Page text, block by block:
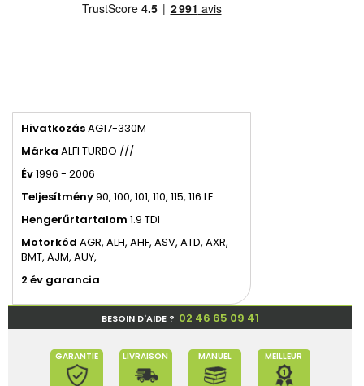
HivatkozásAG17-330M
Márka ALFI TURBO ///
Év1996 - 2006
Teljesítmény90, 100, 101, 110, 115, 116 LE
Hengerűrtartalom 1.9 TDI
Motorkód AGR, ALH, AHF, ASV, ATD, AXR,
BMT, AJM, AUY,
2 év garancia
BESOIN D'AIDE ? 02 46 65 09 41
GARANTIE LIVRAISON MANUEL MEILLEUR